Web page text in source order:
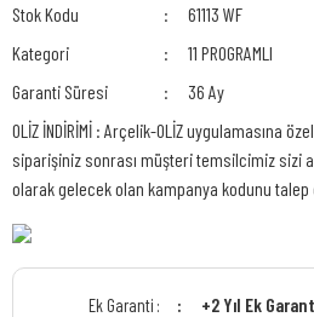
Stok Kodu
61113 WF
Kategori
11 PROGRAMLI
Garanti Süresi
36 Ay
OLİZ İNDİRİMİ : Arçelik-OLİZ uygulamasına
siparişiniz sonrası müşteri temsilcimiz sizi
olarak gelecek olan kampanya kodunu
Ek Garanti : +2 Yıl Ek